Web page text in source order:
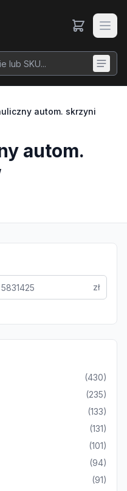
autom. skrzyni
autom.
zł
(430)
(235)
(133)
(131)
(101)
(94)
(91)